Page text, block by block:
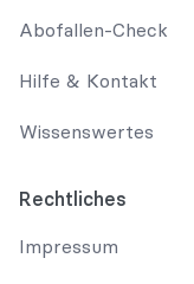
Abofallen-Check
Hilfe & Kontakt
Wissenswertes
Rechtliches
Impressum